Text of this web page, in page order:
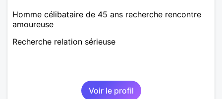
Homme célibataire de 45 ans recherche rencontre
amoureuse
Recherche relation sérieuse
Voir le profil